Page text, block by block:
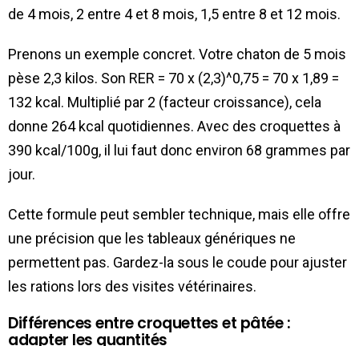
de 4 mois, 2 entre 4 et 8 mois, 1,5 entre 8 et 12 mois.
Prenons un exemple concret. Votre chaton de 5 mois
pèse 2,3 kilos. Son RER = 70 x (2,3)^0,75 = 70 x 1,89 =
132 kcal. Multiplié par 2 (facteur croissance), cela
donne 264 kcal quotidiennes. Avec des croquettes à
390 kcal/100g, il lui faut donc environ 68 grammes par
jour.
Cette formule peut sembler technique, mais elle offre
une précision que les tableaux génériques ne
permettent pas. Gardez-la sous le coude pour ajuster
les rations lors des visites vétérinaires.
Différences entre croquettes et pâtée :
adapter les quantités